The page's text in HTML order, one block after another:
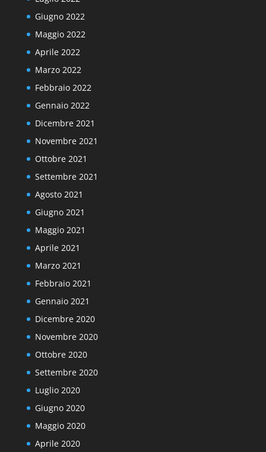
Giugno 2022
Maggio 2022
Aprile 2022
Marzo 2022
Febbraio 2022
Gennaio 2022
Dicembre 2021
Novembre 2021
Ottobre 2021
Settembre 2021
Agosto 2021
Giugno 2021
Maggio 2021
Aprile 2021
Marzo 2021
Febbraio 2021
Gennaio 2021
Dicembre 2020
Novembre 2020
Ottobre 2020
Settembre 2020
Luglio 2020
Giugno 2020
Maggio 2020
Aprile 2020